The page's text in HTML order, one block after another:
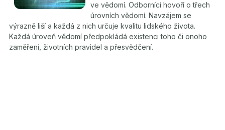
ve vědomí. Odborníci hovoří o třech
úrovních vědomí. Navzájem se
výrazně liší a každá z nich určuje kvalitu lidského života.
Každá úroveň vědomí předpokládá existenci toho či onoho
zaměření, životních pravidel a přesvědčení.